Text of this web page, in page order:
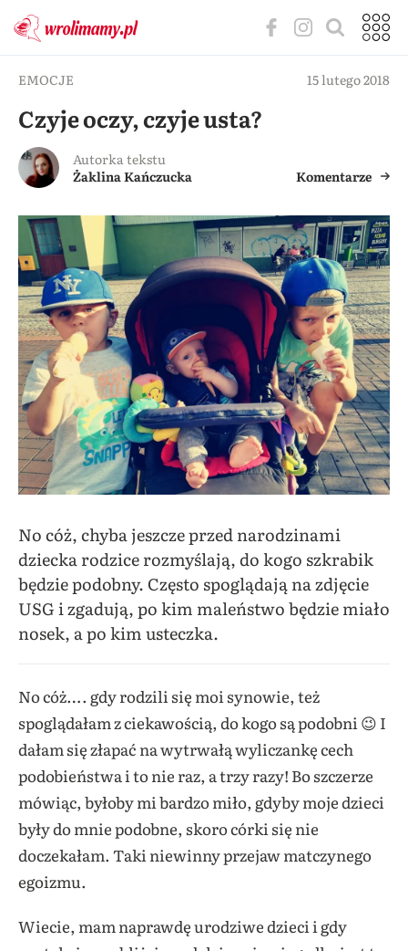
EMOCJE 15 lutego 2018
Czyje oczy, czyje usta?
Autorka tekstu
Żaklina Kańczucka
Komentarze
No cóż, chyba jeszcze przed narodzinami
dziecka rodzice rozmyślają, do kogo szkrabik
będzie podobny. Często spoglądają na zdjęcie
USG i zgadują, po kim maleństwo będzie miało
nosek, a po kim usteczka.
No cóż…. gdy rodzili się moi synowie, też
spoglądałam z ciekawością, do kogo są podobni 😉 I
dałam się złapać na wytrwałą wyliczankę cech
podobieństwa i to nie raz, a trzy razy! Bo szczerze
mówiąc, byłoby mi bardzo miło, gdyby moje dzieci
były do mnie podobne, skoro córki się nie
doczekałam. Taki niewinny przejaw matczynego
egoizmu.
Wiecie, mam naprawdę urodziwe dzieci i gdy